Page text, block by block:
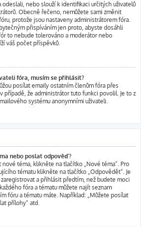
nebo slouží k identifikaci určitých uživatelů
Obecně řečeno, nemůžete sami změnit
protože jsou nastaveny administrátorem fóra.
přispíváním jen proto, abyste dosáhli
to nebude tolerováno a moderátor nebo
váš počet příspěvků.
fóra, musím se přihlásit?
posílat emaily ostatním členům fóra přes
případě, že administrátor tuto funkci povolil. Je to z
systému anonymními uživateli.
nebo poslat odpověď?
téma, klikněte na tlačítko „Nové téma“. Pro
tématu klikněte na tlačítko „Odpovědět“. Je
a přihlásit předtím, než budete moci
fóra a tématu můžete najít seznam
fóru a tématu máte. Například: „Můžete posílat
přílohy“ atd.